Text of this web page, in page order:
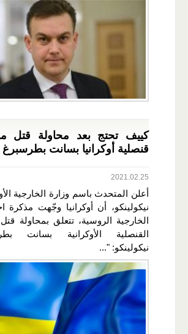
كييف تحتج بعد محاولة
قنصلية أوكرانيا بسانت بطرسبرغ
2021.02.25
أعلن المتحدث باسم وزارة الخارجية
نيكولينكو، أن أوكرانيا وجّهت مذكرة
الخارجية الروسية، تتعلق بمحاولة
القنصلية الأوكرانية بسانت
نيكولينكو: "...